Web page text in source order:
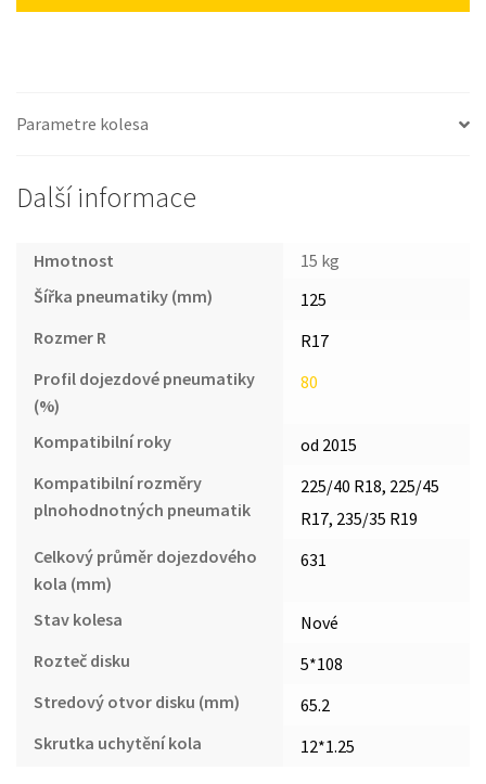
Parametre kolesa
Další informace
Hmotnost
15 kg
Šířka pneumatiky (mm)
125
Rozmer R
R17
Profil dojezdové pneumatiky
(%)
80
Kompatibilní roky
od 2015
Kompatibilní rozměry
plnohodnotných pneumatik
225/40 R18, 225/45
R17, 235/35 R19
Celkový průměr dojezdového
kola (mm)
631
Stav kolesa
Nové
Rozteč disku
5*108
Stredový otvor disku (mm)
65.2
Skrutka uchytění kola
12*1.25